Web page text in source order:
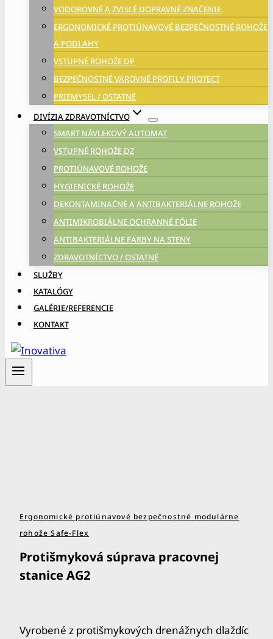
VODOROVNÉ A ZVISLÉ DOPRAVNÉ ZNAČENIE
ERGONOMICKÉ PROTIÚNAVOVÉ BEZPEČNOSTNÉ ROHOŽE
A PODLAHY
VSTUPNÉ ROHOŽE DP
BEZPEČNOSTNÉ VAROVNÉ PROFILY PROTECT
PRIEMYSEL / OSTATNÉ
DIVÍZIA ZDRAVOTNÍCTVO
SMART NÁVLEKOVÝ AUTOMAT
VSTUPNÉ ROHOŽE DZ
PROTIÚNAVOVÉ ROHOŽE
HYGIENICKÉ ROHOŽE
DEKONTAMINAČNÉ A ANTIBAKTERIÁLNE ROHOŽE
ANTIMIKROBIÁLNE OCHRANNÉ FÓLIE
ANTIBAKTERIÁLNE FARBY NA STENY
ZDRAVOTNÍCTVO / OSTATNÉ
SLUŽBY
KATALÓGY
GALÉRIE/REFERENCIE
KONTAKT
Ergonomické protiúnavové bezpečnostné modulárne
rohože Safe-Flex
Protišmyková súprava pracovnej
stanice AG2
Vyrobené z protišmykových drenážnych dlaždíc